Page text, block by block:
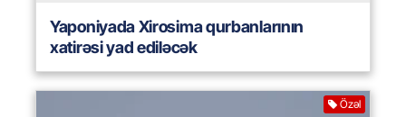
Yaponiyada Xirosima qurbanlarının
xatirəsi yad ediləcək
Özəl